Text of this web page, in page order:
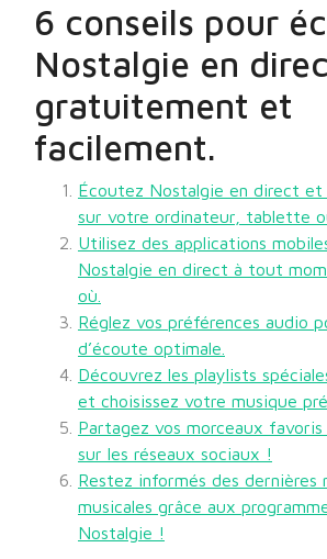
6 conseils pour
Nostalgie en
gratuitement et
facilement.
Écoutez Nostalgie en direct
sur votre ordinateur, tablette
Utilisez des applications
Nostalgie en direct à tout
où.
Réglez vos préférences audio
d’écoute optimale.
Découvrez les playlists
et choisissez votre musique
Partagez vos morceaux favoris
sur les réseaux sociaux !
Restez informés des dernières
musicales grâce aux
Nostalgie !